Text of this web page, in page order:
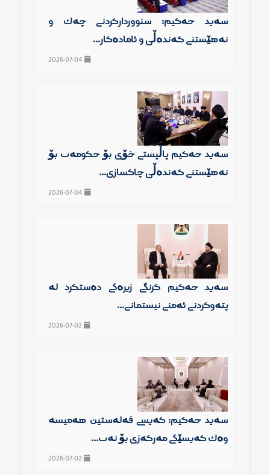
سەید حەكیم: سنوورداركردنی چەك و
نەهێشتنی گەندەڵی و ئامادەكار...
سەید حەكیم پاڵپشتی خۆی بۆ حكومەت بۆ
نەهێشتنی گەندەڵی چاكسازی...
سەید حەكیم گرنگی زیرەكی دەستكرد لە
پتەوكردنی ئەمنی نیشتمانی...
سەید حەكیم: كەیسی فەلەستین هەمیشە
وەك كەیسێكی مەركەزی بۆ نەت...